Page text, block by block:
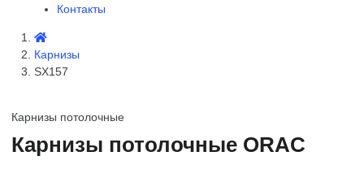
Контакты
Карнизы
SX157
Карнизы потолочные
Карнизы потолочные ORAC